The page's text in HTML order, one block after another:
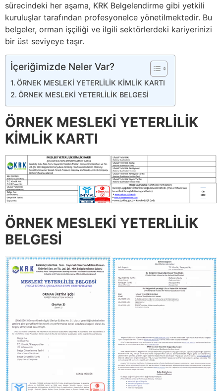
sürecindeki her aşama, KRK Belgelendirme gibi yetkili
kuruluşlar tarafından profesyonelce yönetilmektedir. Bu
belgeler, orman işçiliği ve ilgili sektörlerdeki kariyerinizi
bir üst seviyeye taşır.
İçeriğimizde Neler Var?
ÖRNEK MESLEKİ YETERLİLİK KİMLİK KARTI
ÖRNEK MESLEKİ YETERLİLİK BELGESİ
ÖRNEK MESLEKİ YETERLİLİK
KİMLİK KARTI
ÖRNEK MESLEKİ YETERLİLİK
BELGESİ